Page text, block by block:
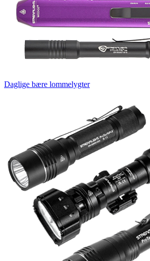
Daglige bære lommelygter